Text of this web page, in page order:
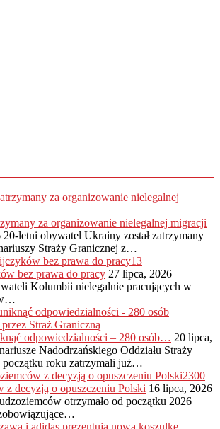
za organizowanie nielegalnej migracji
20-letni obywatel Ukrainy został zatrzymany
Straży Granicznej z…
13
bez prawa do pracy 27 lipca, 2026
Kolumbii nielegalnie pracujących w
odpowiedzialności – 280 osób… 20 lipca,
Nadodrzańskiego Oddziału Straży
początku roku zatrzymali już…
2300
z decyzją o opuszczeniu Polski 16 lipca, 2026
otrzymało od początku 2026